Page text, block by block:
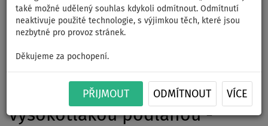
také možné udělený souhlas kdykoli odmítnout. Odmítnutí
neaktivuje použité technologie, s výjimkou těch, které jsou
nezbytné pro provoz stránek.
Děkujeme za pochopení.
PŘIJMOUT ODMÍTNOUT VÍCE
Člun GLADIATOR LIGHT
AK280AD orange dark grey -
nafukovací člun s
vysokotlakou podlahou -